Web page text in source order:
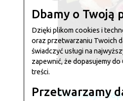
Promocje
Dbamy o Twoją
Dzięki plikom cookies i
oraz przetwarzaniu Twoich
świadczyć usługi na
zapewnić, że dopasujemy
treści.
Przetwarzamy